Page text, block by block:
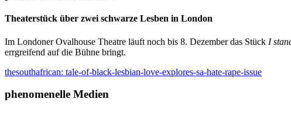
Theaterstück über zwei schwarze Lesben in London
Im Londoner Ovalhouse Theatre läuft noch bis 8. Dezember das Stück I
errgreifend auf die Bühne bringt.
thesouthafrican: tale-of-black-lesbian-love-explores-sa-hate-rape-issue
phenomenelle Medien